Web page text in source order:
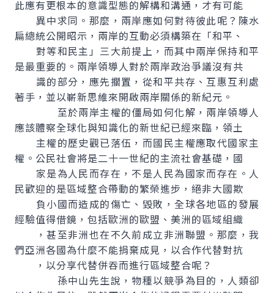
此應有更根本的意識型態的解構和溝通，才有可能
異中求同。那麼，兩岸應如何對待彼此呢？陳水
扁總統公開昭示，兩岸的互動必須構築在「和平、
對等和民主」三大前提上，而其中兩岸保持和平
是最重要的。兩岸領導人對於兩岸政治爭議沒有共
識的部分，應先擱置，從和平共存、互惠互利處
著手，並以嶄新思維來開啟兩岸關係的新紀元。
至於兩岸主權的僵局如何化解，兩岸領導人
應該體察全球化與知識化的新世紀已經來臨，領土
主權的歷史觀已落伍，而國民主權應取代國家主
權。公民社會將是二十一世紀的主流社會基礎，國
家是為人民而存在，不是人民為國家而存在。人
民歡迎的是區域整合帶動的繁榮進步，絕非大國欺
負小國而造成的傷亡、毀敗，全球各地區的發展
經驗值得借鏡，包括歐洲的歐盟、美洲的區域組織
，甚至非洲也在不久前成立非洲聯盟。那麼，我
們亞洲各國為什麼不能捐棄成見，以合作代替對抗
，以分享代替併吞而進行區域整合呢？
孫中山先生說，物種以競爭為目的，人類卻